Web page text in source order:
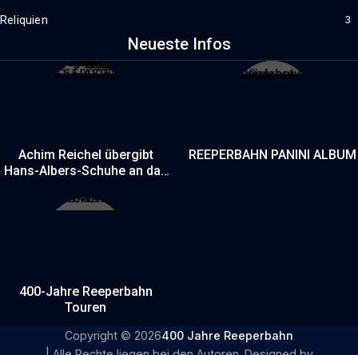
Reliquien 3
Neueste Infos
Achim Reichel übergibt
Hans-Albers-Schuhe an das
REEPERBAHN PANINI ALBUM
400-Jahre Reeperbahn
Touren
Copyright © 2026400 Jahre Reeperbahn